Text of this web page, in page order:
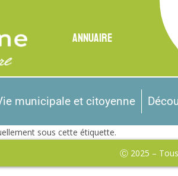
ANNUAIRE
municipale et citoyenne
sous cette étiquette.
Ⓒ 2025 –